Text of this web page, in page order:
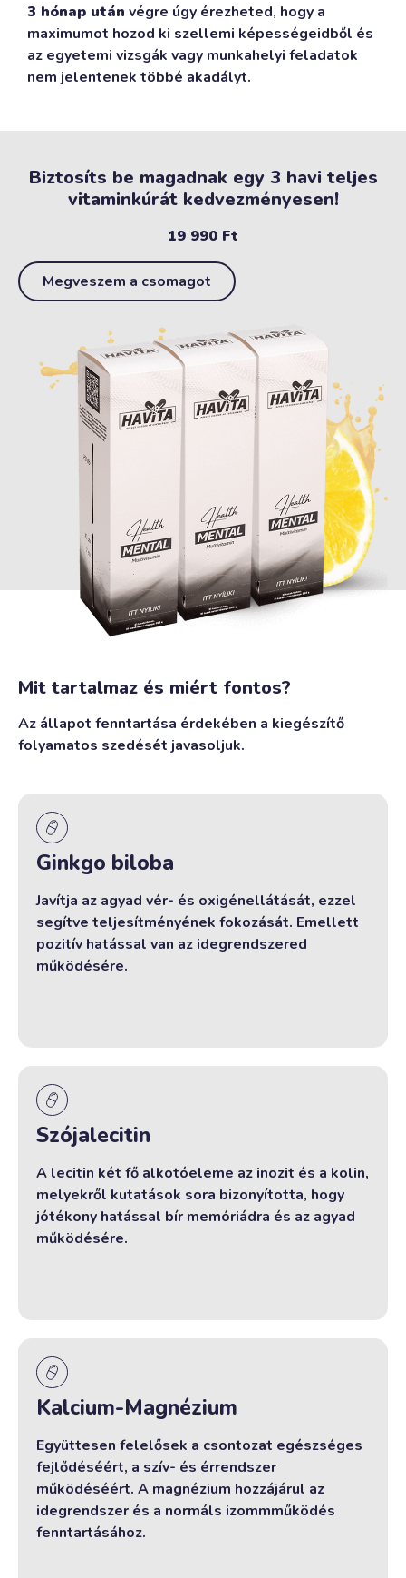
3 hónap után végre úgy érezheted, hogy a
maximumot hozod ki szellemi képességeidből és
az egyetemi vizsgák vagy munkahelyi feladatok
nem jelentenek többé akadályt.
Biztosíts be magadnak egy 3 havi teljes
vitaminkúrát kedvezményesen!
19 990 Ft
Megveszem a csomagot
Mit tartalmaz és miért fontos?
Az állapot fenntartása érdekében a kiegészítő
folyamatos szedését javasoljuk.
Ginkgo biloba
Javítja az agyad vér- és oxigénellátását, ezzel
segítve teljesítményének fokozását. Emellett
pozitív hatással van az idegrendszered
működésére.
Szójalecitin
A lecitin két fő alkotóeleme az inozit és a kolin,
melyekről kutatások sora bizonyította, hogy
jótékony hatással bír memóriádra és az agyad
működésére.
Kalcium-Magnézium
Együttesen felelősek a csontozat egészséges
fejlődéséért, a szív- és érrendszer
működéséért. A magnézium hozzájárul az
idegrendszer és a normáls izommműködés
fenntartásához.